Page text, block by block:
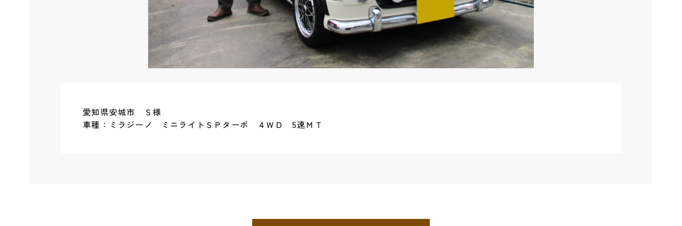
愛知県安城市 Ｓ様
車種：ミラジーノ ミニライトＳＰターボ ４ＷＤ 5速ＭＴ